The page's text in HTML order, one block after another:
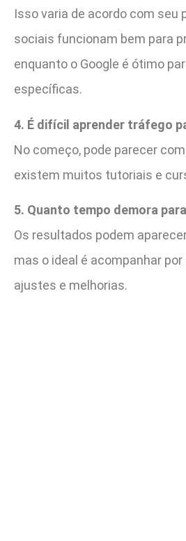
Isso varia de acordo com seu
sociais funcionam bem para
enquanto o Google é ótimo
específicas.
4. É difícil aprender tráfego
No começo, pode parecer
existem muitos tutoriais e
5. Quanto tempo demora
Os resultados podem
mas o ideal é acompanhar
ajustes e melhorias.